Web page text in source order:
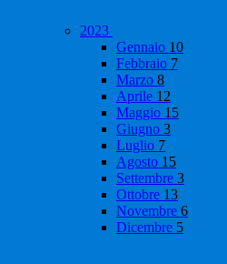
2023
Gennaio 10
Febbraio 7
Marzo 8
Aprile 12
Maggio 15
Giugno 3
Luglio 7
Agosto 15
Settembre 3
Ottobre 13
Novembre 6
Dicembre 5